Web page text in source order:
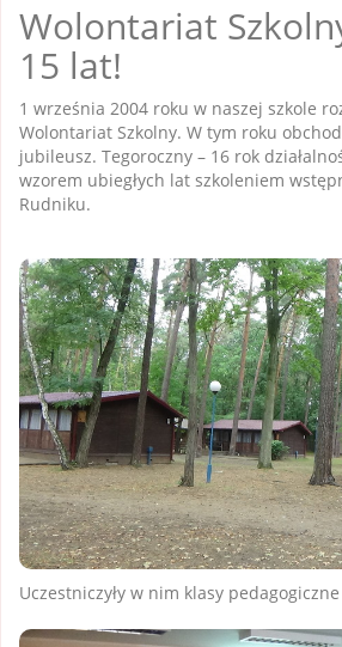
Wolontariat
15 lat!
1 września 2004 roku w naszej szkole
Wolontariat Szkolny. W tym roku
jubileusz. Tegoroczny – 16 rok
wzorem ubiegłych lat szkoleniem
Rudniku.
Uczestniczyły w nim klasy